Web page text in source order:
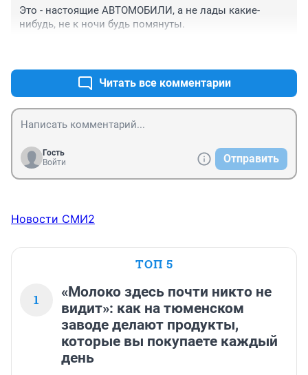
Это - настоящие АВТОМОБИЛИ, а не лады какие-
нибудь, не к ночи будь помянуты.
Читать все комментарии
Гость
Войти
Отправить
Новости СМИ2
ТОП 5
1
«Молоко здесь почти никто не
видит»: как на тюменском
заводе делают продукты,
которые вы покупаете каждый
день